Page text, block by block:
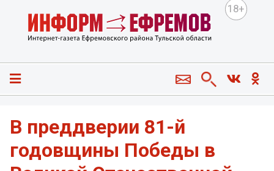
18+
В преддверии 81-й
годовщины Победы в